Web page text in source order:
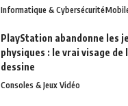
Informatique & Cybersécurité
PlayStation abandonne les
physiques : le vrai visage de
dessine
Consoles & Jeux Vidéo